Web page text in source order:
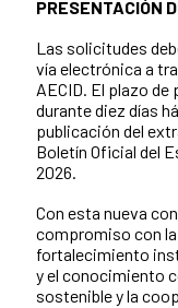
PRESENTACIÓN
Las solicitudes
vía electrónica a
AECID. El plazo
durante diez días
publicación del
Boletín Oficial del
2026.
Con esta nueva
compromiso con
fortalecimiento
y el conocimiento
sostenible y la